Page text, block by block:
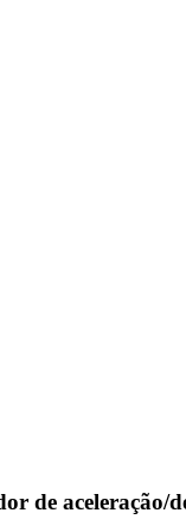
de aceleração/